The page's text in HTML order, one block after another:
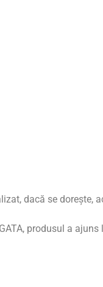
dacă se dorește,
produsul a